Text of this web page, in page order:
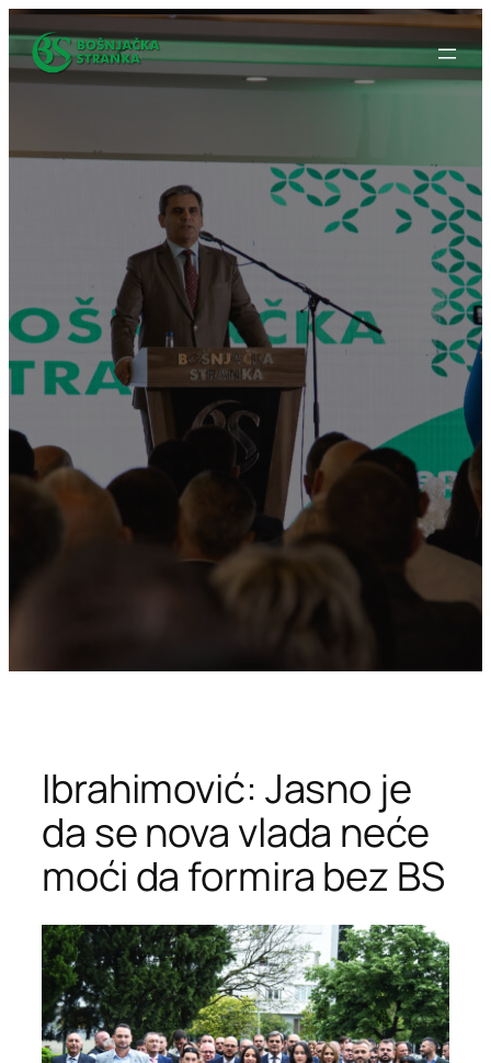
Idi
na
sadržaj
Ibrahimović: Jasno je
da se nova vlada neće
moći da formira bez BS